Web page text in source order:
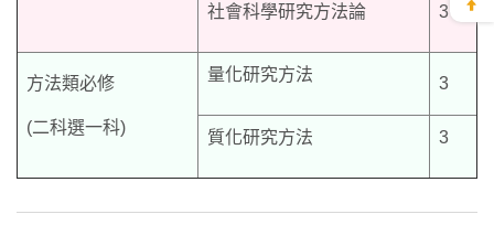
社會科學研究方法論 3
方法類必修
(二科選一科)
量化研究方法 3
質化研究方法 3